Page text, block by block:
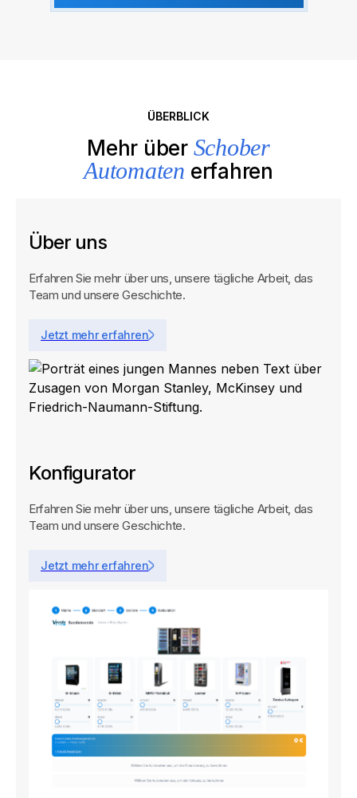
ÜBERBLICK
Mehr über Schober
Automaten erfahren
Über uns
Erfahren Sie mehr über uns, unsere tägliche Arbeit, das
Team und unsere Geschichte.
Jetzt mehr erfahren
Konfigurator
Erfahren Sie mehr über uns, unsere tägliche Arbeit, das
Team und unsere Geschichte.
Jetzt mehr erfahren